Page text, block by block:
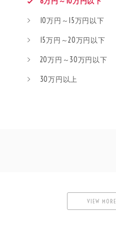
10万円～15万円以下
15万円～20万円以下
20万円～30万円以下
30万円以上
VIEW MORE